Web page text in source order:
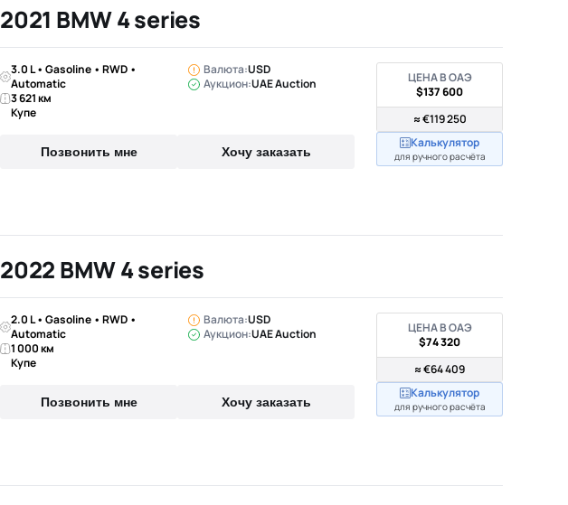
2021 BMW 4 series
3.0 L • Gasoline • RWD •
Automatic
3 621 км
Купе
Валюта:USD
Аукцион:UAE Auction
Позвонить мне Хочу заказать
ЦЕНА В ОАЭ
$137 600
≈ €119 250
Калькулятор
для ручного расчёта
2022 BMW 4 series
2.0 L • Gasoline • RWD •
Automatic
1 000 км
Купе
Валюта:USD
Аукцион:UAE Auction
Позвонить мне Хочу заказать
ЦЕНА В ОАЭ
$74 320
≈ €64 409
Калькулятор
для ручного расчёта